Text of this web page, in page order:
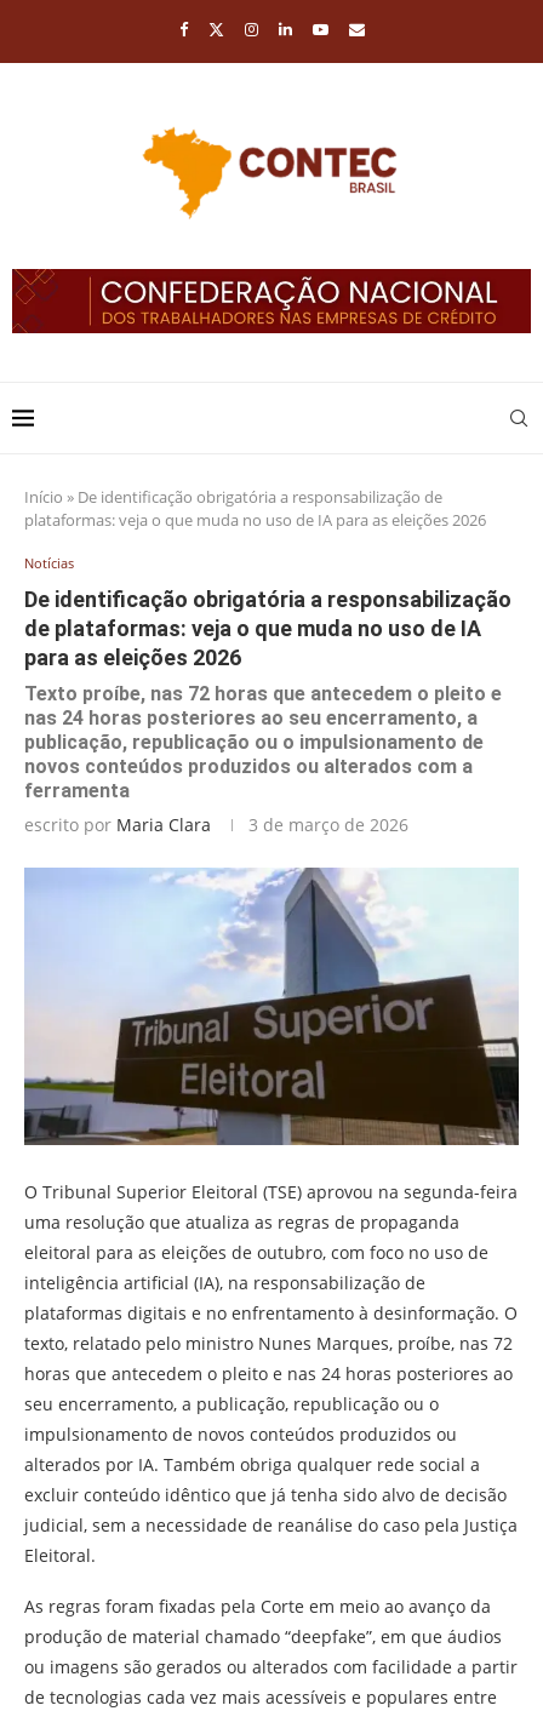
Início » De identificação obrigatória a responsabilização de
plataformas: veja o que muda no uso de IA para as eleições 2026
Notícias
De identificação obrigatória a responsabilização
de plataformas: veja o que muda no uso de IA
para as eleições 2026
Texto proíbe, nas 72 horas que antecedem o pleito e
nas 24 horas posteriores ao seu encerramento, a
publicação, republicação ou o impulsionamento de
novos conteúdos produzidos ou alterados com a
ferramenta
escrito por Maria Clara 3 de março de 2026
O Tribunal Superior Eleitoral (TSE) aprovou na segunda-feira
uma resolução que atualiza as regras de propaganda
eleitoral para as eleições de outubro, com foco no uso de
inteligência artificial (IA), na responsabilização de
plataformas digitais e no enfrentamento à desinformação. O
texto, relatado pelo ministro Nunes Marques, proíbe, nas 72
horas que antecedem o pleito e nas 24 horas posteriores ao
seu encerramento, a publicação, republicação ou o
impulsionamento de novos conteúdos produzidos ou
alterados por IA. Também obriga qualquer rede social a
excluir conteúdo idêntico que já tenha sido alvo de decisão
judicial, sem a necessidade de reanálise do caso pela Justiça
Eleitoral.
As regras foram fixadas pela Corte em meio ao avanço da
produção de material chamado “deepfake”, em que áudios
ou imagens são gerados ou alterados com facilidade a partir
de tecnologias cada vez mais acessíveis e populares entre